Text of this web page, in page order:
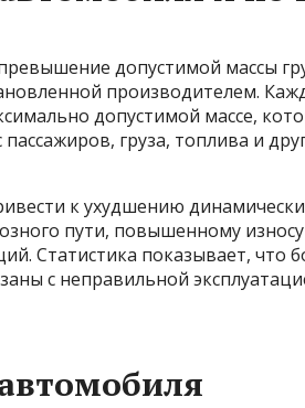
допустимой массы
производителем.
допустимой массе,
груза, топлива и
к ухудшению
пути, повышенному износу
Статистика показывает, что
с неправильной